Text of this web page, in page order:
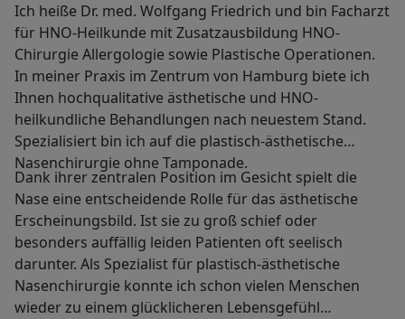
Ich heiße Dr. med. Wolfgang Friedrich und bin Facharzt
für HNO-Heilkunde mit Zusatzausbildung HNO-
Chirurgie Allergologie sowie Plastische Operationen.
In meiner Praxis im Zentrum von Hamburg biete ich
Ihnen hochqualitative ästhetische und HNO-
heilkundliche Behandlungen nach neuestem Stand.
Spezialisiert bin ich auf die plastisch-ästhetische
Nasenchirurgie ohne Tamponade.
Dank ihrer zentralen Position im Gesicht spielt die
Nase eine entscheidende Rolle für das ästhetische
Erscheinungsbild. Ist sie zu groß schief oder
besonders auffällig leiden Patienten oft seelisch
darunter. Als Spezialist für plastisch-ästhetische
Nasenchirurgie konnte ich schon vielen Menschen
wieder zu einem glücklicheren Lebensgefühl